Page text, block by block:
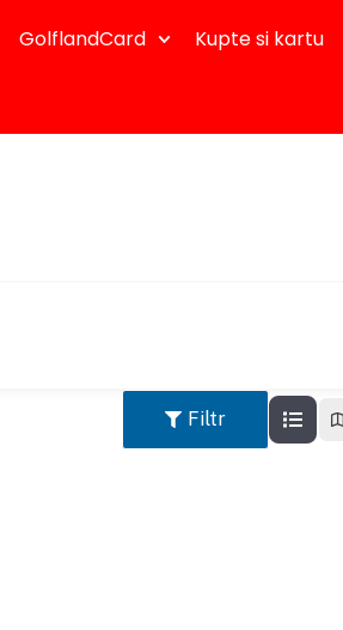
GolflandCard Kupte si kartu
Filtr